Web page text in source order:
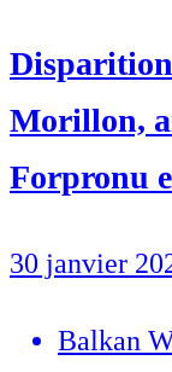
Morillon,
Forpronu
30 janvier
Balkan